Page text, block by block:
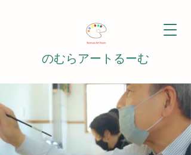
のむらアートるーむ